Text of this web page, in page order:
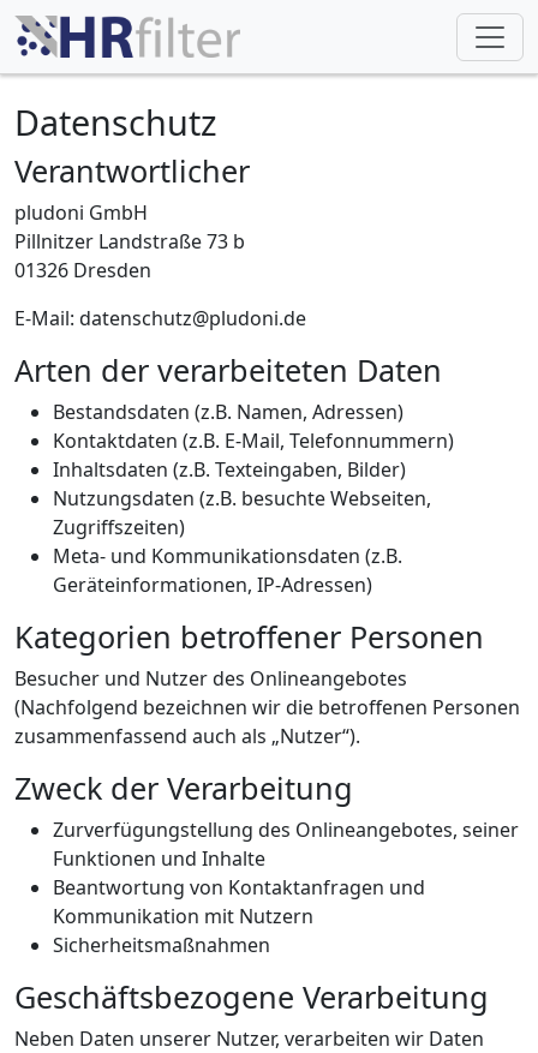
Datenschutz
Verantwortlicher
pludoni GmbH
Pillnitzer Landstraße 73 b
01326 Dresden
E-Mail: datenschutz@pludoni.de
Arten der verarbeiteten Daten
Bestandsdaten (z.B. Namen, Adressen)
Kontaktdaten (z.B. E-Mail, Telefonnummern)
Inhaltsdaten (z.B. Texteingaben, Bilder)
Nutzungsdaten (z.B. besuchte Webseiten,
Zugriffszeiten)
Meta- und Kommunikationsdaten (z.B.
Geräteinformationen, IP-Adressen)
Kategorien betroffener Personen
Besucher und Nutzer des Onlineangebotes
(Nachfolgend bezeichnen wir die betroffenen Personen
zusammenfassend auch als „Nutzer“).
Zweck der Verarbeitung
Zurverfügungstellung des Onlineangebotes, seiner
Funktionen und Inhalte
Beantwortung von Kontaktanfragen und
Kommunikation mit Nutzern
Sicherheitsmaßnahmen
Geschäftsbezogene Verarbeitung
Neben Daten unserer Nutzer, verarbeiten wir Daten